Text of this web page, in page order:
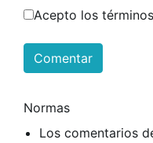
Acepto los
Comentar
Normas
Los comentarios